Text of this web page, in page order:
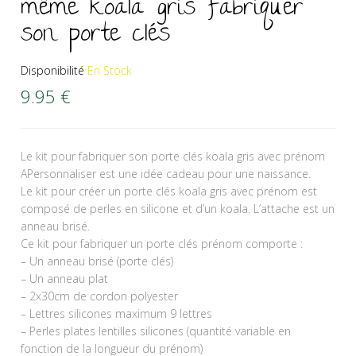
même koala gris fabriquer
son porte clés
Disponibilité En Stock
9.95 €
Le kit pour fabriquer son porte clés koala gris avec prénom
APersonnaliser est une idée cadeau pour une naissance.
Le kit pour créer un porte clés koala gris avec prénom est
composé de perles en silicone et d’un koala. L’attache est un
anneau brisé.
Ce kit pour fabriquer un porte clés prénom comporte :
– Un anneau brisé (porte clés)
– Un anneau plat
– 2x30cm de cordon polyester
– Lettres silicones maximum 9 lettres
– Perles plates lentilles silicones (quantité variable en
fonction de la longueur du prénom)